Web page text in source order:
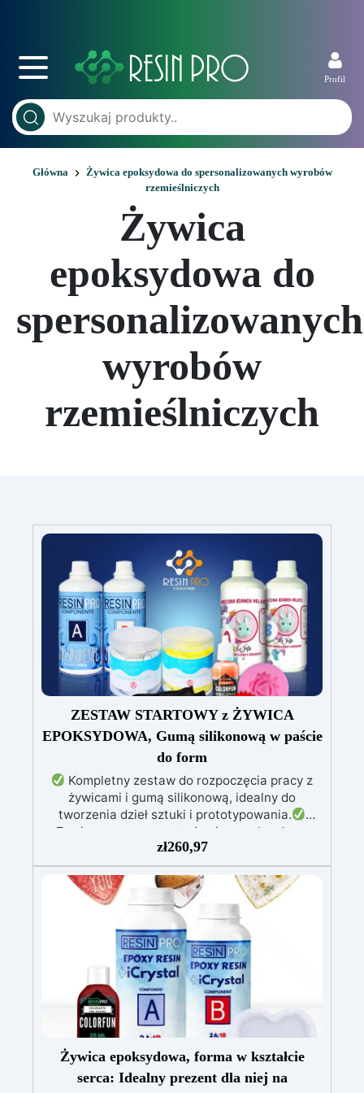
Profil
Główna
Żywica epoksydowa do spersonalizowanych wyrobów
rzemieślniczych
Żywica
epoksydowa do
spersonalizowanych
wyrobów
rzemieślniczych
ZESTAW STARTOWY z ŻYWICA
EPOKSYDOWA, Gumą silikonową w paście
do form
Kompletny zestaw do rozpoczęcia pracy z
żywicami i gumą silikonową, idealny do
tworzenia dzieł sztuki i prototypowania.
Zawiera przezroczystą żywicę epoksydową
(800g) do wlewania, możliwą do barwienia
według uznania.
Zawiera białą żywicę
poliuretanową (1000g), którą można barwić
według uznania i ma szybki czas utwardzania
Guma silikonowa w paście
(500g), łatwa do użycia z proporcją mieszania
1:1, idealna do tworzenia niestandardowych
form.
W zestawie: pasta barwiąca,
wielokrotnego użytku forma silikonowa oraz
rękawice nitrilowe.
zł260,97
Żywica epoksydowa, forma w kształcie
serca: Idealny prezent dla niej na